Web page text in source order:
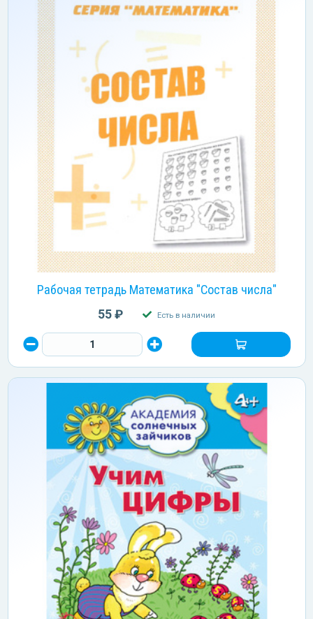
Рабочая тетрадь Математика "Состав числа"
55 ₽ Есть в наличии